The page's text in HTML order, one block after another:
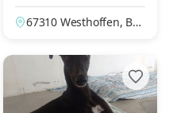
ANIMALE
67310 Westhoffen, Bas